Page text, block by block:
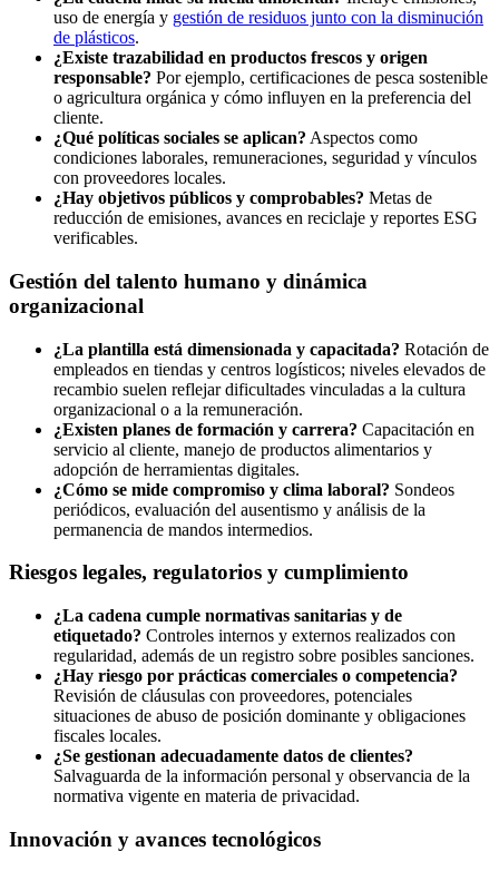
uso de energía y gestión de residuos junto con la disminución
de plásticos.
¿Existe trazabilidad en productos frescos y origen
responsable? Por ejemplo, certificaciones de pesca sostenible
o agricultura orgánica y cómo influyen en la preferencia del
cliente.
¿Qué políticas sociales se aplican? Aspectos como
condiciones laborales, remuneraciones, seguridad y vínculos
con proveedores locales.
¿Hay objetivos públicos y comprobables? Metas de
reducción de emisiones, avances en reciclaje y reportes ESG
verificables.
Gestión del talento humano y dinámica
organizacional
¿La plantilla está dimensionada y capacitada? Rotación de
empleados en tiendas y centros logísticos; niveles elevados de
recambio suelen reflejar dificultades vinculadas a la cultura
organizacional o a la remuneración.
¿Existen planes de formación y carrera? Capacitación en
servicio al cliente, manejo de productos alimentarios y
adopción de herramientas digitales.
¿Cómo se mide compromiso y clima laboral? Sondeos
periódicos, evaluación del ausentismo y análisis de la
permanencia de mandos intermedios.
Riesgos legales, regulatorios y cumplimiento
¿La cadena cumple normativas sanitarias y de
etiquetado? Controles internos y externos realizados con
regularidad, además de un registro sobre posibles sanciones.
¿Hay riesgo por prácticas comerciales o competencia?
Revisión de cláusulas con proveedores, potenciales
situaciones de abuso de posición dominante y obligaciones
fiscales locales.
¿Se gestionan adecuadamente datos de clientes?
Salvaguarda de la información personal y observancia de la
normativa vigente en materia de privacidad.
Innovación y avances tecnológicos